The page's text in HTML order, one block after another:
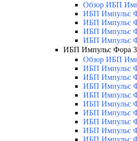
Обзор ИБП
ИБП Импульс
ИБП Импульс
ИБП Импульс
ИБП Импульс
ИБП Импульс Фора
Обзор ИБП
ИБП Импульс
ИБП Импульс
ИБП Импульс
ИБП Импульс
ИБП Импульс
ИБП Импульс
ИБП Импульс
ИБП Импульс